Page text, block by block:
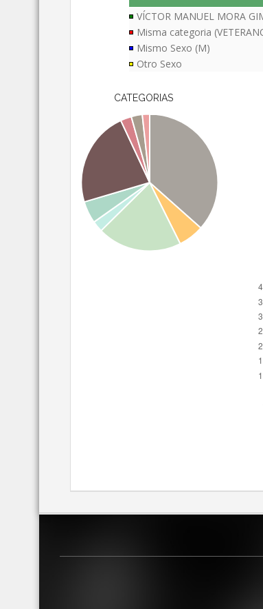
VÍCTOR MANUEL MORA
Misma categoria
Mismo Sexo (M)
Otro Sexo
CATEGORIAS